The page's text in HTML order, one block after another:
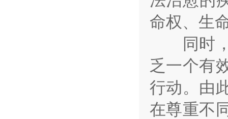
命权、生
同时，
乏一个有
行动。由
在尊重不